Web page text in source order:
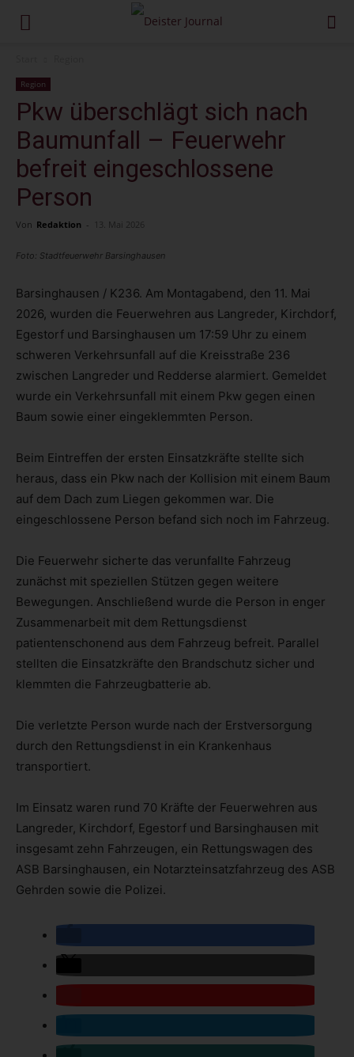
Region
Pkw überschlägt sich nach
Baumunfall – Feuerwehr
befreit eingeschlossene
Person
Von Redaktion - 13. Mai 2026
Foto: Stadtfeuerwehr Barsinghausen
Barsinghausen / K236. Am Montagabend, den 11. Mai
2026, wurden die Feuerwehren aus Langreder, Kirchdorf,
Egestorf und Barsinghausen um 17:59 Uhr zu einem
schweren Verkehrsunfall auf die Kreisstraße 236
zwischen Langreder und Redderse alarmiert. Gemeldet
wurde ein Verkehrsunfall mit einem Pkw gegen einen
Baum sowie einer eingeklemmten Person.
Beim Eintreffen der ersten Einsatzkräfte stellte sich
heraus, dass ein Pkw nach der Kollision mit einem Baum
auf dem Dach zum Liegen gekommen war. Die
eingeschlossene Person befand sich noch im Fahrzeug.
Die Feuerwehr sicherte das verunfallte Fahrzeug
zunächst mit speziellen Stützen gegen weitere
Bewegungen. Anschließend wurde die Person in enger
Zusammenarbeit mit dem Rettungsdienst
patientenschonend aus dem Fahrzeug befreit. Parallel
stellten die Einsatzkräfte den Brandschutz sicher und
klemmten die Fahrzeugbatterie ab.
Die verletzte Person wurde nach der Erstversorgung
durch den Rettungsdienst in ein Krankenhaus
transportiert.
Im Einsatz waren rund 70 Kräfte der Feuerwehren aus
Langreder, Kirchdorf, Egestorf und Barsinghausen mit
insgesamt zehn Fahrzeugen, ein Rettungswagen des
ASB Barsinghausen, ein Notarzteinsatzfahrzeug des ASB
Gehrden sowie die Polizei.